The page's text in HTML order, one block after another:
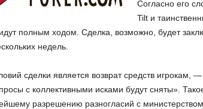
Согласно его
Tilt и
полным ходом. Сделка, возможно, будет
недель.
сделки является возврат средств игрокам,
с коллективными исками будут сняты».
разрешению разногласий с